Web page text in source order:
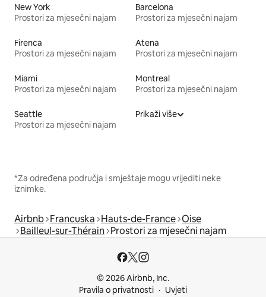
New York
Prostori za mjesečni najam
Barcelona
Prostori za mjesečni najam
Firenca
Prostori za mjesečni najam
Atena
Prostori za mjesečni najam
Miami
Prostori za mjesečni najam
Montreal
Prostori za mjesečni najam
Seattle
Prostori za mjesečni najam
Prikaži više
*Za određena područja i smještaje mogu vrijediti neke
iznimke.
Airbnb Francuska Hauts-de-France Oise
Bailleul-sur-Thérain Prostori za mjesečni najam
© 2026 Airbnb, Inc.
Pravila o privatnosti
Uvjeti